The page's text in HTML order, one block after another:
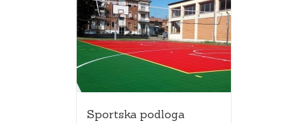
Sportska podloga